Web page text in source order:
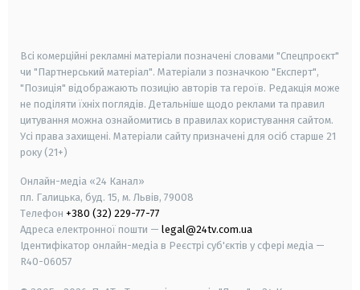
Всі комерційні рекламні матеріали позначені словами "Спецпроєкт"
чи "Партнерський матеріал". Матеріали з позначкою "Експерт",
"Позиція" відображають позицію авторів та героїв. Редакція може
не поділяти їхніх поглядів. Детальніше щодо реклами та правил
цитування можна ознайомитись в правилах користування сайтом.
Усі права захищені. Матеріали сайту призначені для осіб старше 21
року (21+)
Онлайн-медіа «24 Канал»
пл. Галицька, буд. 15, м. Львів, 79008
Телефон +380 (32) 229-77-77
Адреса електронної пошти — legal@24tv.com.ua
Ідентифікатор онлайн-медіа в Реєстрі суб'єктів у сфері медіа —
R40-06057